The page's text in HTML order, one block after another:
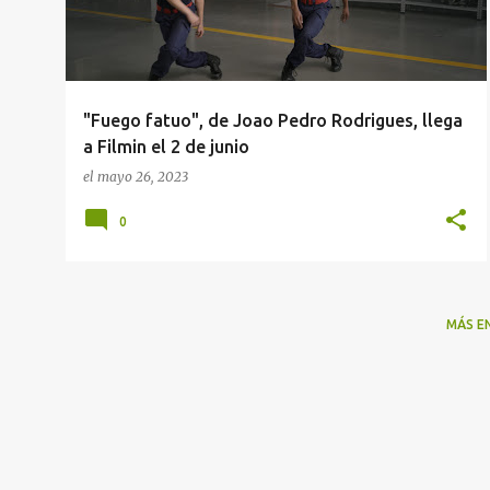
r
"Fuego fatuo", de Joao Pedro Rodrigues, llega
a Filmin el 2 de junio
el mayo 26, 2023
0
MÁS